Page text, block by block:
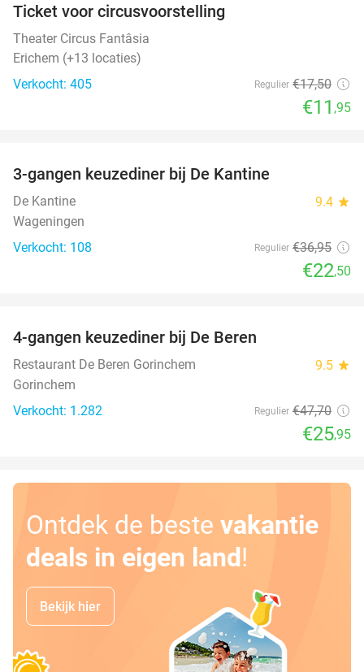
Ticket voor circusvoorstelling
Theater Circus Fantâsia
Erichem (+13 locaties)
Verkocht: 405
Regulier €17,50
€11 ,95
3-gangen keuzediner bij De Kantine
De Kantine 9.4 star
Wageningen
Verkocht: 108
Regulier €36,95
€22,50
4-gangen keuzediner bij De Beren
Restaurant De Beren Gorinchem 9.5 star
Gorinchem
Verkocht: 1.282
Regulier €47,70
€25,95
Ontdek de beste vakantie
deals in eigen land!
Bekijk hier